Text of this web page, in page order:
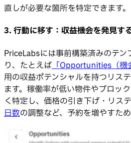
直しが必要な箇所を特定できます。
3. 行動に移す：収益機会を発見す
PriceLabsには事前構築済みのテン
り、たとえば 「Opportunities（機
用の収益ポテンシャルを持つリス
ます。稼働率が低い物件やブロッ
く特定し、価格の引き下げ・リス
日数の調整など、予約を増やすた